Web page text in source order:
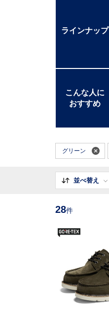
ラインナップ
こんな人に
おすすめ
グリーン
並べ替え
28件